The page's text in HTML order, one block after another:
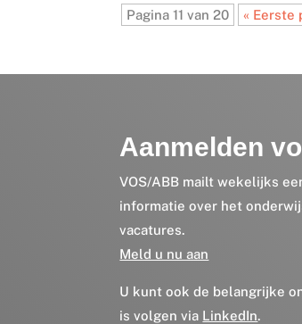
Pagina 11 van 20 « Eerste
Aanmelden
VOS/ABB mailt wekelijks
informatie over het
vacatures.
Meld u nu aan
U kunt ook de belangrijke
is volgen via LinkedIn.